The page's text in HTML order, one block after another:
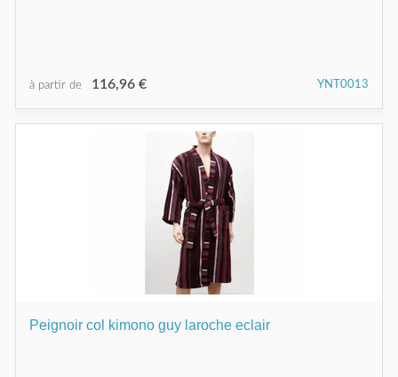
à partir de 116,96 € YNT0013
Peignoir col kimono guy laroche eclair